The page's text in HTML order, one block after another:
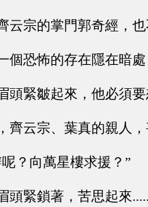
云宗的掌門郭奇經，
個恐怖的存在隱在暗
頭緊皺起來，他必須
齊云宗、葉真的親人
？向萬星樓求援？”
頭緊鎖著，苦思起來